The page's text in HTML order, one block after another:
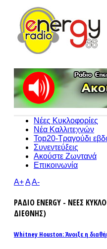
Νέες Κυκλοφορίες
Νέα Καλλιτεχνών
Top20-Τραγούδι
Συνεντεύξεις
Ακούστε Ζωντανά
Επικοινωνία
A+AA-
ΡΑΔΙΟ ENERGY - ΝΕΕΣ
ΔΙΕΘΝΗΣ)
Whitney Houston: Άνοιξε η